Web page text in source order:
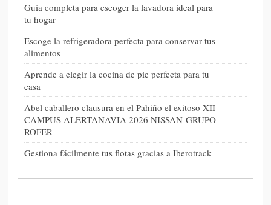
Guía completa para escoger la lavadora ideal para
tu hogar
Escoge la refrigeradora perfecta para conservar tus
alimentos
Aprende a elegir la cocina de pie perfecta para tu
casa
Abel caballero clausura en el Pahiño el exitoso XII
CAMPUS ALERTANAVIA 2026 NISSAN-GRUPO
ROFER
Gestiona fácilmente tus flotas gracias a Iberotrack